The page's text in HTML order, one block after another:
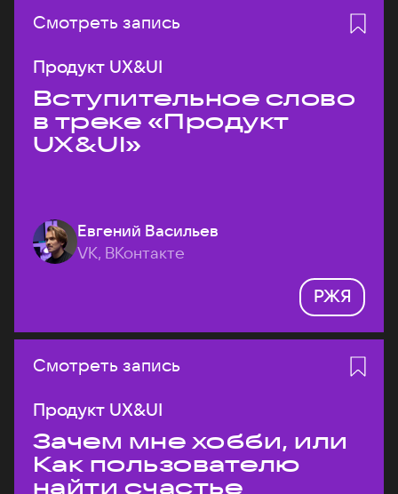
Смотреть запись
Продукт UX&UI
Вступительное слово
в треке «Продукт
UX&UI»
Евгений Васильев
VK, ВКонтакте
РЖЯ
Смотреть запись
Продукт UX&UI
Зачем мне хобби, или
Как пользователю
найти счастье